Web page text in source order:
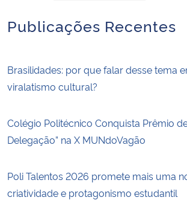
Publicações Recentes
Brasilidades: por que falar desse tema
viralatismo cultural?
Colégio Politécnico Conquista Prêmio
Delegação” na X MUNdoVagão
Poli Talentos 2026 promete mais uma
criatividade e protagonismo estudantil